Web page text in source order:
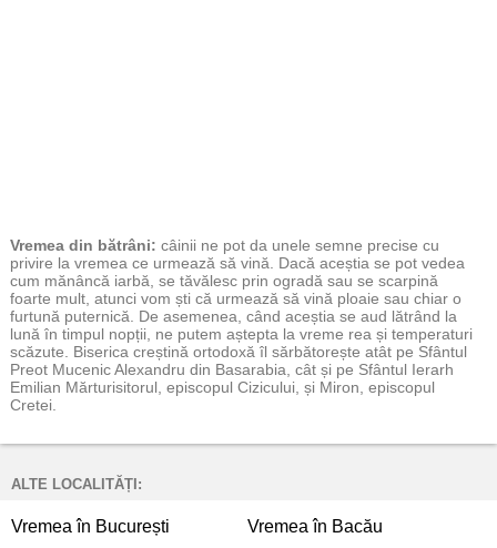
Vremea din bătrâni: câinii ne pot da unele semne precise cu
privire la vremea ce urmează să vină. Dacă aceștia se pot vedea
cum mănâncă iarbă, se tăvălesc prin ogradă sau se scarpină
foarte mult, atunci vom ști că urmează să vină ploaie sau chiar o
furtună puternică. De asemenea, când aceștia se aud lătrând la
lună în timpul nopții, ne putem aștepta la vreme rea și temperaturi
scăzute. Biserica creștină ortodoxă îl sărbătorește atât pe Sfântul
Preot Mucenic Alexandru din Basarabia, cât și pe Sfântul Ierarh
Emilian Mărturisitorul, episcopul Cizicului, și Miron, episcopul
Cretei.
ALTE LOCALITĂȚI:
Vremea în București Vremea în Bacău